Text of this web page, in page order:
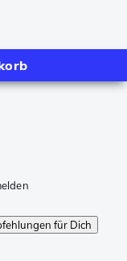
für Dich